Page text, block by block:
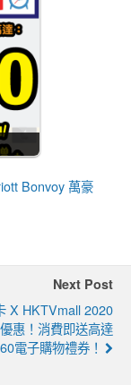
Bonvoy 萬豪
Next Post
X HKTVmall 2020
惠！消費即送高達
電子購物禮券！